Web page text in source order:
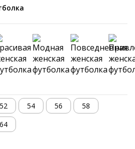
52 54 56
58
64